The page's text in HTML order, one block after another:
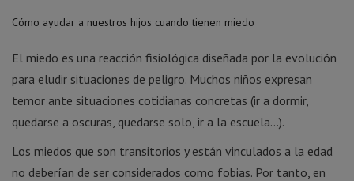
Cómo ayudar a nuestros hijos cuando tienen miedo
El miedo es una reacción fisiológica diseñada por la evolución
para eludir situaciones de peligro. Muchos niños expresan
temor ante situaciones cotidianas concretas (ir a dormir,
quedarse a oscuras, quedarse solo, ir a la escuela…).
Los miedos que son transitorios y están vinculados a la edad
no deberían de ser considerados como fobias. Por tanto, en